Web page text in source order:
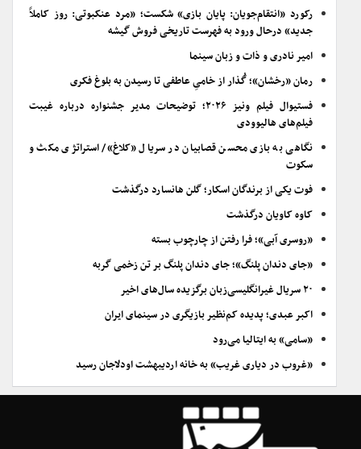
رکورد «انتقام‌جویان: پایان بازی» شکست؛ «مرد عنکبوتی: روز کاملاً
جدید» درحال ورود به فهرست تاریخی فروش گیشه
امیر نادری و ذات و زبان سینما
رمان «رخشان»؛ گُذار از خامیِ عاطفی تا رسیدن به بلوغ فکری
فستیوال فیلم ونیز ۲۰۲۶؛ توضیحات مدیر جشنواره درباره غیبت
فیلم‌های هالیوودی
نگاهی به بازی محسن قصابیان در سریال «کلاغ»/ استراتژی مکث و
سکوت
فوت یکی از برندگان اسکار؛ گلن هانسارد درگذشت
کاوه کاویان درگذشت
«روسری آبی»؛ فرا رفتن از چارچوب بسته
«جای دندان پلنگ»؛ جای دندان پلنگ بر تن زخمی گربه
۲۰ سریال غیرانگلیسی‌زبان برگزیده سال‌های اخیر
اکبر عبدی؛ پدیده کم‌نظیر بازیگری در سینمای ایران
«سامی» به ایتالیا می‌رود
«غروب در دیاری غریب» به خانه اردیبهشت اودلاجان رسید